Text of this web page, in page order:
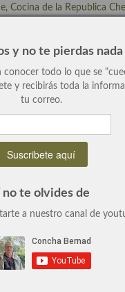
,Cocina de la Republica
es su nombre en la
lujo. Además se me
y no te pierdas nada
conocer todo lo que se
y recibirás toda la
tu correo.
no te olvides de
a nuestro canal de